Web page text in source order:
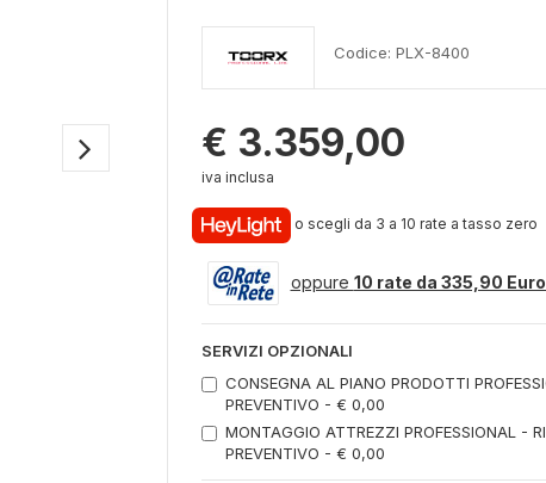
Codice: PLX-8400
€ 3.359,00
iva inclusa
o scegli da 3 a 10 rate a tasso zero
oppure 10 rate da 335,90
SERVIZI OPZIONALI
CONSEGNA AL PIANO PRODOTTI
PREVENTIVO - € 0,00
MONTAGGIO ATTREZZI PROFESSIONAL -
PREVENTIVO - € 0,00